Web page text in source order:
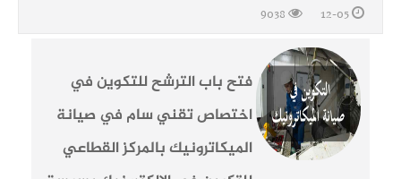
فتح باب الترشح للتكوين في
اختصاص تقني سام في صيانة
الميكاترونيك بالمركز القطاعي